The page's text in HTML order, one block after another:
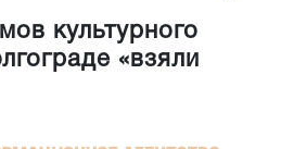
культурного
«взяли